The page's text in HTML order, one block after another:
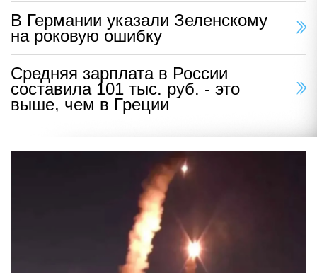
В Германии указали Зеленскому
на роковую ошибку
Средняя зарплата в России
составила 101 тыс. руб. - это
выше, чем в Греции